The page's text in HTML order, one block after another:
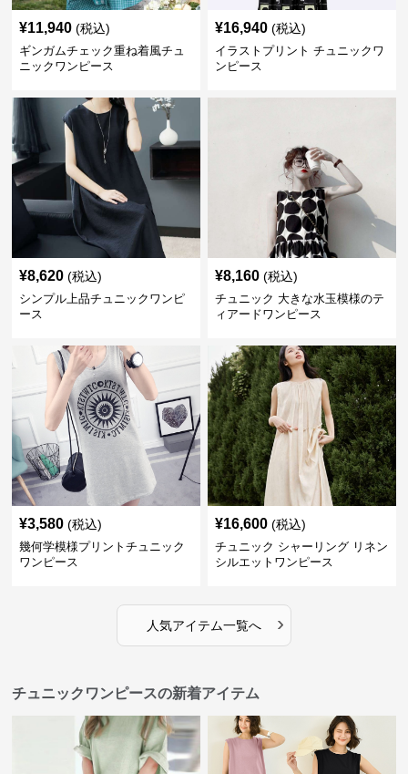
¥11,940 (税込)
ギンガムチェック重ね着風チュ
ニックワンピース
¥16,940 (税込)
イラストプリント チュニックワ
ンピース
¥8,620 (税込)
シンプル上品チュニックワンピ
ース
¥8,160 (税込)
チュニック 大きな水玉模様のテ
ィアードワンピース
¥3,580 (税込)
幾何学模様プリントチュニック
ワンピース
¥16,600 (税込)
チュニック シャーリング リネン
シルエットワンピース
人気アイテム一覧へ ›
チュニックワンピースの新着アイテム